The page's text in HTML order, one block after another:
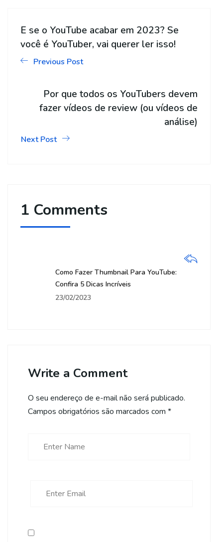
E se o YouTube acabar em 2023? Se
você é YouTuber, vai querer ler isso!
Previous Post
Por que todos os YouTubers devem
fazer vídeos de review (ou vídeos de
análise)
Next Post
1 Comments
Como Fazer Thumbnail Para YouTube:
Confira 5 Dicas Incríveis
23/02/2023
Write a Comment
O seu endereço de e-mail não será publicado.
Campos obrigatórios são marcados com *